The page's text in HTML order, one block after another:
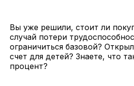
Вы уже решили, стоит ли
случай потери
ограничиться базовой?
счет для детей? Знаете, что
процент?